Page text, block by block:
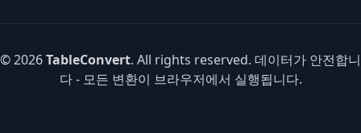
© 2026TableConvert. All rights reserved. 데이터가 안전합니
다 - 모든 변환이 브라우저에서 실행됩니다.